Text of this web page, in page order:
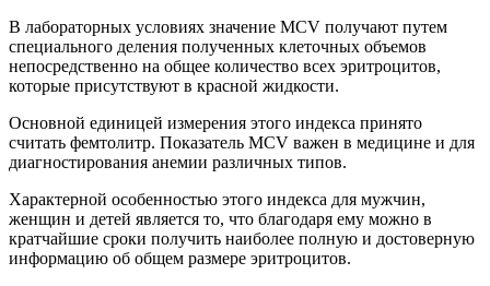
В лабораторных условиях значение MCV получают путем
специального деления полученных клеточных объемов
непосредственно на общее количество всех эритроцитов,
которые присутствуют в красной жидкости.
Основной единицей измерения этого индекса принято
считать фемтолитр. Показатель MCV важен в медицине и для
диагностирования анемии различных типов.
Характерной особенностью этого индекса для мужчин,
женщин и детей является то, что благодаря ему можно в
кратчайшие сроки получить наиболее полную и достоверную
информацию об общем размере эритроцитов.